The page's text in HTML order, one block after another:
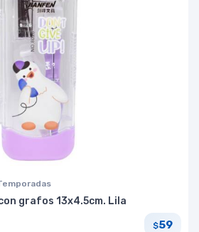
grafos 13x4.5cm. Lila
$59